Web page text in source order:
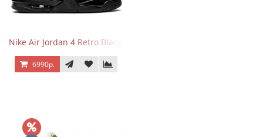
Nike Air Jordan 4 Retro Black Cat
6990р.